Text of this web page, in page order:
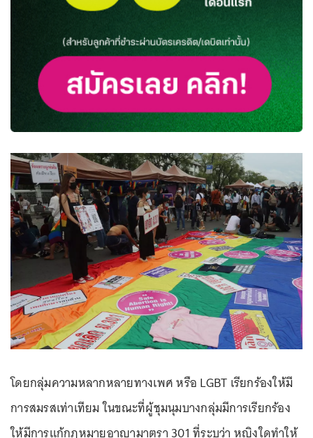
โดยกลุ่มความหลากหลายทางเพศ หรือ LGBT เรียกร้องให้มี
การสมรสเท่าเทียม ในขณะที่ผู้ชุมนุมบางกลุ่มมีการเรียกร้อง
ให้มีการแก้กฎหมายอาญามาตรา 301 ที่ระบุว่า หญิงใดทำให้